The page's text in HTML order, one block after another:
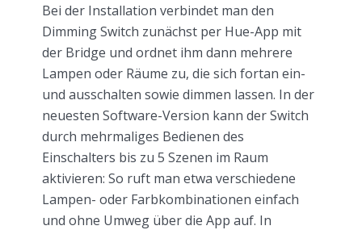
Bei der Installation verbindet man den
Dimming Switch zunächst per Hue-App mit
der Bridge und ordnet ihm dann mehrere
Lampen oder Räume zu, die sich fortan ein-
und ausschalten sowie dimmen lassen. In der
neuesten Software-Version kann der Switch
durch mehrmaliges Bedienen des
Einschalters bis zu 5 Szenen im Raum
aktivieren: So ruft man etwa verschiedene
Lampen- oder Farbkombinationen einfach
und ohne Umweg über die App auf. In